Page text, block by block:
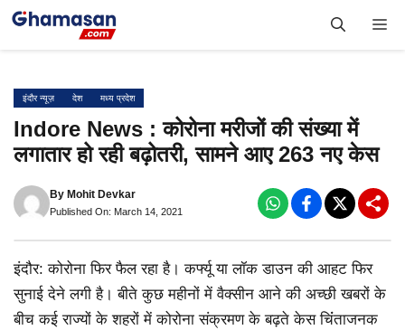
Skip
इंदौर न्यूज़ देश मध्य प्रदेश
Indore News : कोरोना मरीजों की संख्या में
लगातार हो रही बढ़ोतरी, सामने आए 263 नए केस
By Mohit Devkar
Published On: March 14, 2021
इंदौर: कोरोना फिर फैल रहा है। कर्फ्यू या लॉक डाउन की आहट फिर
सुनाई देने लगी है। बीते कुछ महीनों में वैक्सीन आने की अच्छी खबरों के
बीच कई राज्यों के शहरों में कोरोना संक्रमण के बढ़ते केस चिंंताजनक